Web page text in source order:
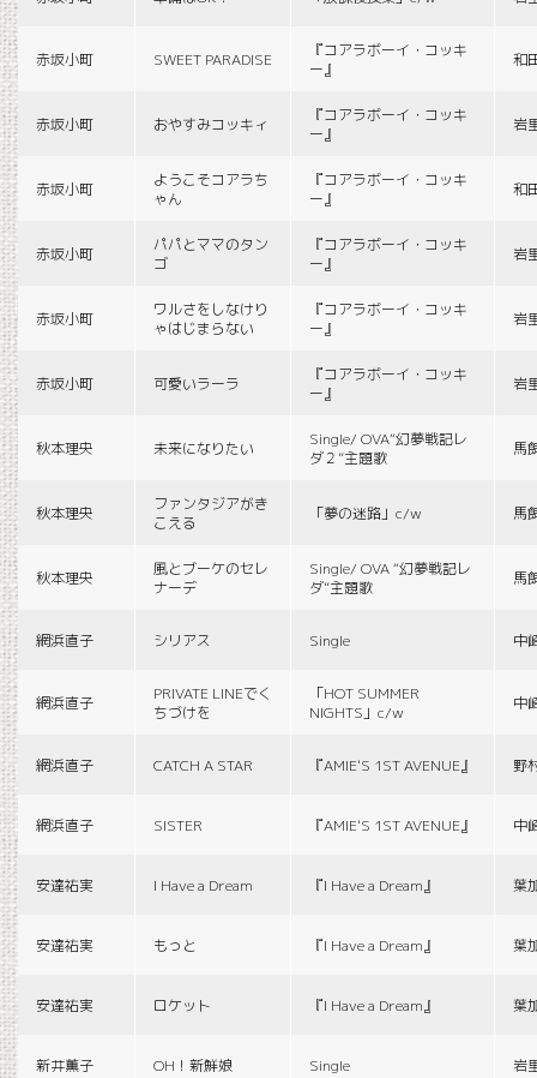
赤坂小町 SWEET PARADISE
『コアラボーイ・コッキ
ー』
和
赤坂小町 おやすみコッキィ
『コアラボーイ・コッキ
ー』
岩
赤坂小町
ようこそコアラち
ゃん
『コアラボーイ・コッキ
ー』
和
赤坂小町
パパとママのタン
ゴ
『コアラボーイ・コッキ
ー』
岩
赤坂小町
ワルさをしなけり
ゃはじまらない
『コアラボーイ・コッキ
ー』
岩
赤坂小町 可愛いラーラ
『コアラボーイ・コッキ
ー』
岩
秋本理央 未来になりたい
Single/ OVA“幻夢戦記レ
ダ２”主題歌
馬
秋本理央
ファンタジアがき
こえる
「夢の迷路」c/w 馬
秋本理央
風とブーケのセレ
ナーデ
Single/ OVA “幻夢戦記レ
ダ”主題歌
馬
網浜直子 シリアス Single 中
網浜直子
PRIVATE LINEでく
ちづけを
「HOT SUMMER
NIGHTS」c/w
中
網浜直子 CATCH A STAR 『AMIE'S 1ST AVENUE』 野
網浜直子 SISTER 『AMIE'S 1ST AVENUE』 中
安達祐実 I Have a Dream 『I Have a Dream』 葉
安達祐実 もっと 『I Have a Dream』 葉
安達祐実 ロケット 『I Have a Dream』 葉
新井薫子 OH！新鮮娘 Single 岩